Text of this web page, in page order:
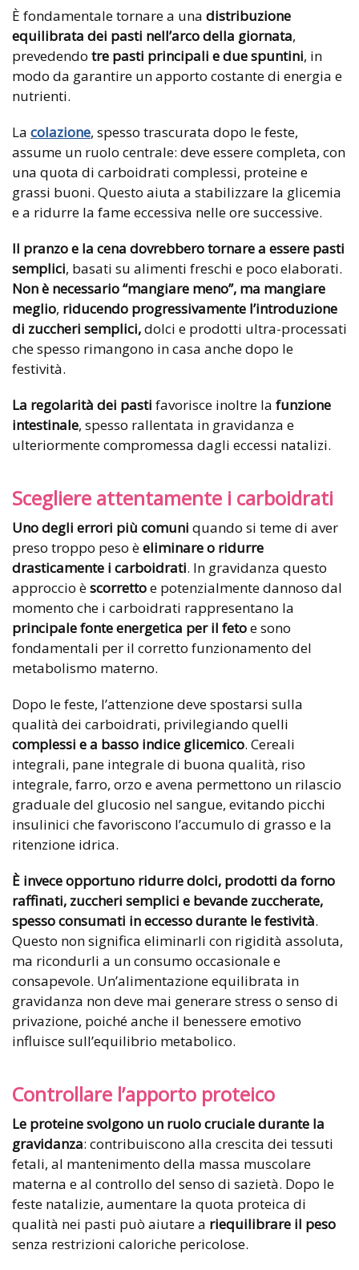
È fondamentale tornare a una distribuzione
equilibrata dei pasti nell’arco della giornata,
prevedendo tre pasti principali e due spuntini, in
modo da garantire un apporto costante di energia e
nutrienti.
La colazione, spesso trascurata dopo le feste,
assume un ruolo centrale: deve essere completa, con
una quota di carboidrati complessi, proteine e
grassi buoni. Questo aiuta a stabilizzare la glicemia
e a ridurre la fame eccessiva nelle ore successive.
Il pranzo e la cena dovrebbero tornare a essere pasti
semplici, basati su alimenti freschi e poco elaborati.
Non è necessario “mangiare meno”, ma mangiare
meglio, riducendo progressivamente l’introduzione
di zuccheri semplici,dolci e prodotti ultra-processati
che spesso rimangono in casa anche dopo le
festività.
La regolarità dei pasti favorisce inoltre la funzione
intestinale, spesso rallentata in gravidanza e
ulteriormente compromessa dagli eccessi natalizi.
Scegliere attentamente i carboidrati
Uno degli errori più comuni quando si teme di aver
preso troppo peso èeliminare o ridurre
drasticamente i carboidrati. In gravidanza questo
approccio èscorrettoe potenzialmente dannoso dal
momento che i carboidrati rappresentano la
principale fonte energetica per il fetoe sono
fondamentali per il corretto funzionamento del
metabolismo materno.
Dopo le feste, l’attenzione deve spostarsi sulla
qualità dei carboidrati, privilegiando quelli
complessi e a basso indice glicemico. Cereali
integrali, pane integrale di buona qualità, riso
integrale, farro, orzo e avena permettono un rilascio
graduale del glucosio nel sangue, evitando picchi
insulinici che favoriscono l’accumulo di grasso e la
ritenzione idrica.
È invece opportuno ridurre dolci, prodotti da forno
raffinati, zuccheri semplici e bevande zuccherate,
spesso consumati in eccesso durante le festività.
Questo non significa eliminarli con rigidità assoluta,
ma ricondurli a un consumo occasionale e
consapevole. Un’alimentazione equilibrata in
gravidanza non deve mai generare stress o senso di
privazione, poiché anche il benessere emotivo
influisce sull’equilibrio metabolico.
Controllare l’apporto proteico
Le proteine svolgono un ruolo cruciale durante la
gravidanza: contribuiscono alla crescita dei tessuti
fetali, al mantenimento della massa muscolare
materna e al controllo del senso di sazietà. Dopo le
feste natalizie, aumentare la quota proteica di
qualità nei pasti può aiutare a riequilibrare il peso
senza restrizioni caloriche pericolose.